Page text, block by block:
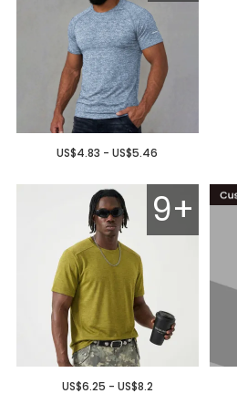
US$4.83 - US$5.46
9+
US$6.25 - US$8.2